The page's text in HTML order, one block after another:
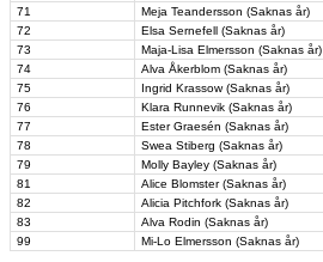
71
Meja Teandersson (Saknas år)
72
Elsa Sernefell (Saknas år)
73
Maja-Lisa Elmersson (Saknas år)
74
Alva Åkerblom (Saknas år)
75
Ingrid Krassow (Saknas år)
76
Klara Runnevik (Saknas år)
77
Ester Graesén (Saknas år)
78
Swea Stiberg (Saknas år)
79
Molly Bayley (Saknas år)
81
Alice Blomster (Saknas år)
82
Alicia Pitchfork (Saknas år)
83
Alva Rodin (Saknas år)
99
Mi-Lo Elmersson (Saknas år)